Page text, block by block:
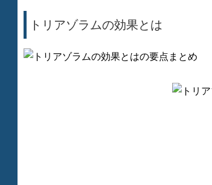
トリアゾラムの効果とは